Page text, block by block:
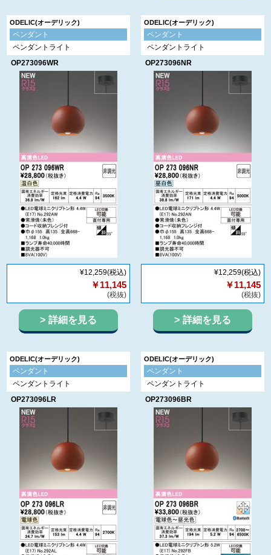
ODELIC(オーデリック)
ペンダント
ペンダントライト
OP273096WR
¥12,259(税込)
￥11,145
(税抜)
詳細を見る
ODELIC(オーデリック)
ペンダント
ペンダントライト
OP273096NR
¥12,259(税込)
￥11,145
(税抜)
詳細を見る
ODELIC(オーデリック)
ペンダント
ペンダントライト
OP273096LR
ODELIC(オーデリック)
ペンダント
ペンダントライト
OP273096BR